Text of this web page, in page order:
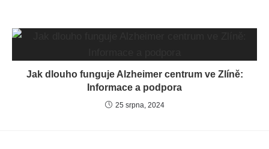
Jak dlouho funguje Alzheimer centrum ve Zlíně:
Informace a podpora
25 srpna, 2024